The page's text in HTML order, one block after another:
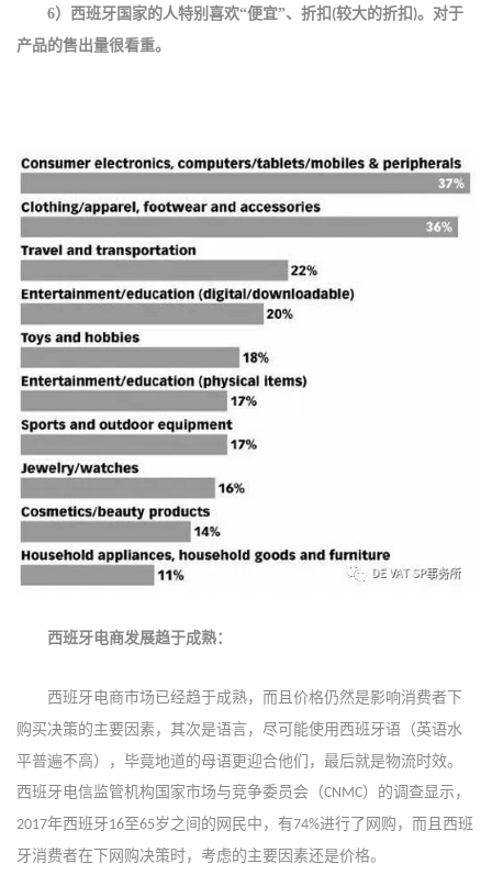
6）西班牙国家的人特别喜欢“便宜”、折扣 (较大的折扣 )。对于
产品的售出量很看重。
西班牙 电商发展趋于成熟：
西班牙电商市场已经趋于成熟，而且价格仍然是影响消费者下
购买决策的主要因素，其次是语言，尽可能使用西班牙语（英语水
平普遍不高），毕竟地道的母语更迎合他们，最后就是物流时效。
西班牙电信监管机构国家市场与竞争委员会（CNMC）的调查显示，
2017年西班牙16至65岁之间的网民中，有74%进行了网购，而且西班
牙消费者在下网购决策时，考虑的主要因素还是价格。